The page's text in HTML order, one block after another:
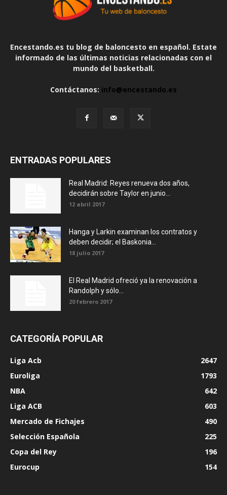
Encestando.es tu blog de baloncesto en español. Estate
informado de las últimas noticias relacionadas con el
mundo del basketball.
Contáctanos: info@encestando.es
ENTRADAS POPULARES
Real Madrid: Reyes renueva dos años,
decidirán sobre Taylor en junio...
12 abril 2017
Hanga y Larkin examinan los contratos y
deben decidir; el Baskonia...
18 julio 2017
El Real Madrid ofreció ya la renovación a
Randolph y sólo...
20 febrero 2017
CATEGORÍA POPULAR
Liga Acb
2647
Euroliga
1793
NBA
642
Liga ACB
603
Mercado de Fichajes
490
Selección Española
225
Copa del Rey
196
Eurocup
154